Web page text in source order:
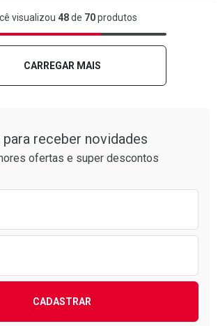
FECHAR
FECHAR
visualizou 48de 70produtos
CARREGAR MAIS
receber novidades
ofertas e super descontos
CADASTRAR